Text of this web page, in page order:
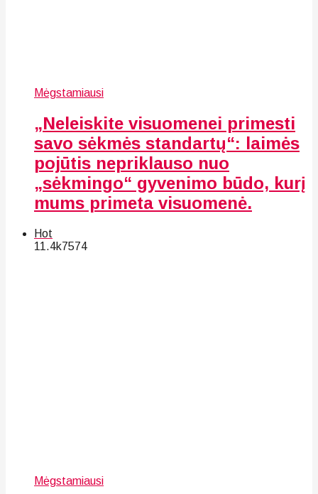
Mėgstamiausi
„Neleiskite visuomenei primesti
savo sėkmės standartų“: laimės
pojūtis nepriklauso nuo
„sėkmingo“ gyvenimo būdo, kurį
mums primeta visuomenė.
Hot
11.4k7574
Mėgstamiausi